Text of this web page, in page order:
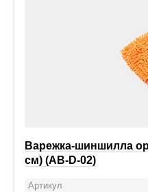
Варежка-шиншилла
см) (AB-D-02)
Артикул